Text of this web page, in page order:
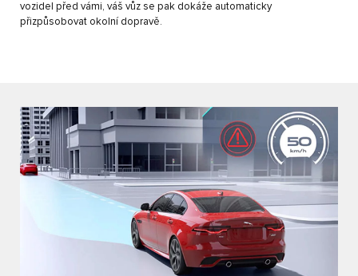
vozidel před vámi, váš vůz se pak dokáže automaticky
přizpůsobovat okolní dopravě.